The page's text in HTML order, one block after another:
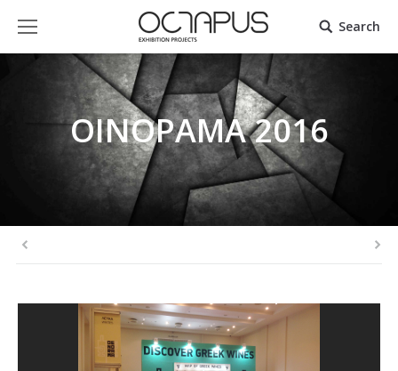
Search
ΟΙΝΟΡΑΜΑ 2016